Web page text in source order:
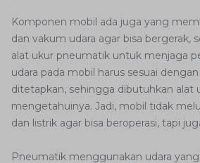
Komponen mobil ada juga yang
dan vakum udara agar bisa bergerak,
alat ukur pneumatik untuk menjaga
udara pada mobil harus sesuai
ditetapkan, sehingga dibutuhkan alat
mengetahuinya. Jadi, mobil tidak
dan listrik agar bisa beroperasi, tapi
Pneumatik menggunakan udara